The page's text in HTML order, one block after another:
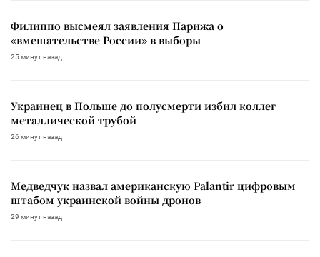
Филиппо высмеял заявления Парижа о
«вмешательстве России» в выборы
25 минут назад
Украинец в Польше до полусмерти избил коллег
металлической трубой
26 минут назад
Медведчук назвал американскую Palantir цифровым
штабом украинской войны дронов
29 минут назад